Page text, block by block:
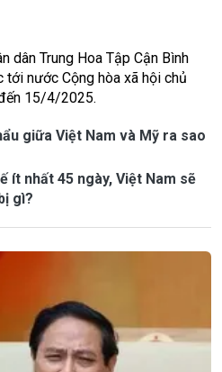
dân Trung Hoa Tập Cận Bình
nước Cộng hòa xã hội chủ
15/4/2025.
giữa Việt Nam và Mỹ ra sao
ít nhất 45 ngày, Việt Nam sẽ
gì?